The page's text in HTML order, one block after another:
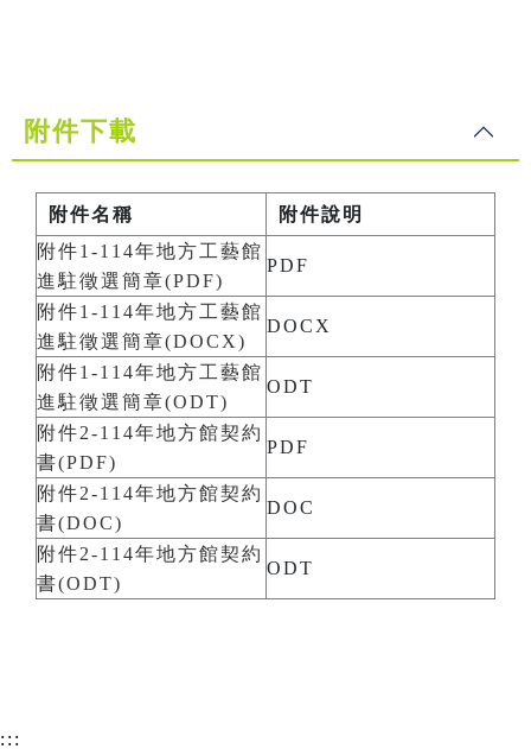
附件下載
附件名稱
附件說明
附件1-114年地方工藝館
進駐徵選簡章(PDF)
PDF
附件1-114年地方工藝館
進駐徵選簡章(DOCX)
DOCX
附件1-114年地方工藝館
進駐徵選簡章(ODT)
ODT
附件2-114年地方館契約
書(PDF)
PDF
附件2-114年地方館契約
書(DOC)
DOC
附件2-114年地方館契約
書(ODT)
ODT
:::